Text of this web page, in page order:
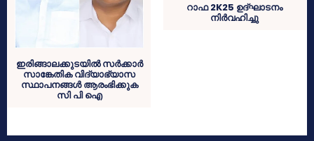
ഇരിങ്ങാലക്കുടയിൽ സർക്കാർ
സാങ്കേതിക വിദ്യാഭ്യാസ
സ്ഥാപനങ്ങൾ ആരംഭിക്കുക
സി പി ഐ
റാഫ 2K25 ഉദ്ഘാടനം
നിർവഹിച്ചു